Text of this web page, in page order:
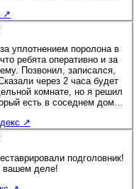
↗
уплотнением поролона в
ребята оперативно и за
Позвонил, записался,
через 2 часа будет
комнате, но я решил
есть в соседнем доме.
плотнее, то что я и
за вашу работу,
↗
подголовник!
вашем деле!